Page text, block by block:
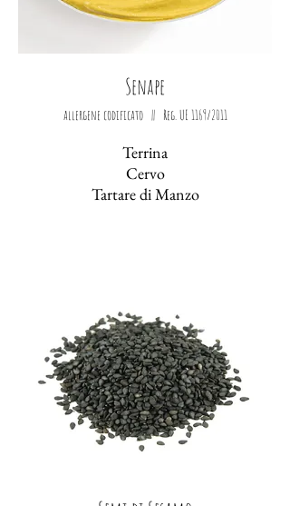
Senape
allergene codificato || Reg. UE 1169/2011
Terrina
Cervo
Tartaredi Manzo